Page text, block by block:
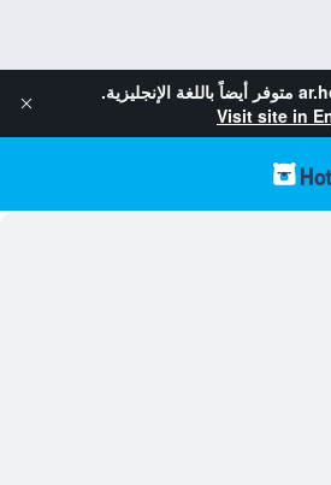
متوفر أيضاً باللغة الإنجليزية.
Visit site in